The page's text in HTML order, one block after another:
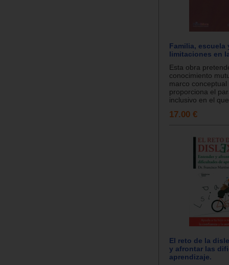
Familia, escuela
limitaciones en
Esta obra
conocimiento
marco conceptual
proporciona el
inclusivo en el
17.00 €
El reto de la
y afrontar las
aprendizaje.